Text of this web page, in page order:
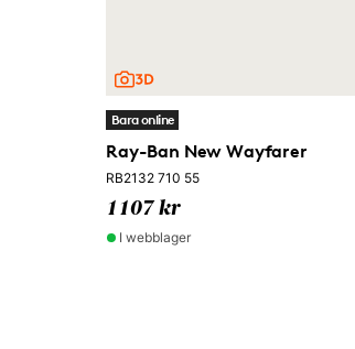
Bara online
Ray-Ban New Wayfarer
RB2132 710 55
1107 kr
I webblager